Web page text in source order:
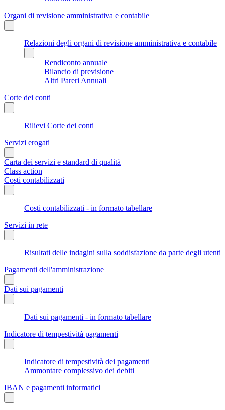
Organi di revisione amministrativa e contabile
Relazioni degli organi di revisione amministrativa e contabile
Rendiconto annuale
Bilancio di previsione
Altri Pareri Annuali
Corte dei conti
Rilievi Corte dei conti
Servizi erogati
Carta dei servizi e standard di qualità
Class action
Costi contabilizzati
Costi contabilizzati - in formato tabellare
Servizi in rete
Risultati delle indagini sulla soddisfazione da parte degli utenti
Pagamenti dell'amministrazione
Dati sui pagamenti
Dati sui pagamenti - in formato tabellare
Indicatore di tempestività pagamenti
Indicatore di tempestività dei pagamenti
Ammontare complessivo dei debiti
IBAN e pagamenti informatici